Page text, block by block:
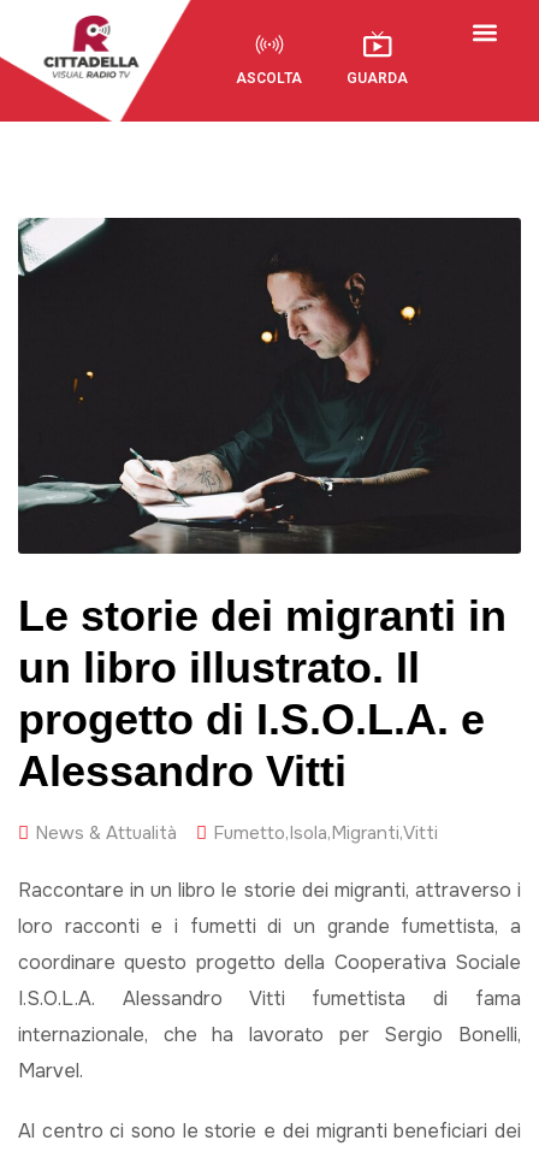
ASCOLTA GUARDA
Le storie dei migranti in
un libro illustrato. Il
progetto di I.S.O.L.A. e
Alessandro Vitti
News & Attualità Fumetto,Isola,Migranti,Vitti
Raccontare in un libro le storie dei migranti, attraverso i
loro racconti e i fumetti di un grande fumettista, a
coordinare questo progetto della Cooperativa Sociale
I.S.O.L.A. Alessandro Vitti fumettista di fama
internazionale, che ha lavorato per Sergio Bonelli,
Marvel.
Al centro ci sono le storie e dei migranti beneficiari dei